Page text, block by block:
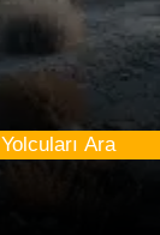
Yolcuları Ara